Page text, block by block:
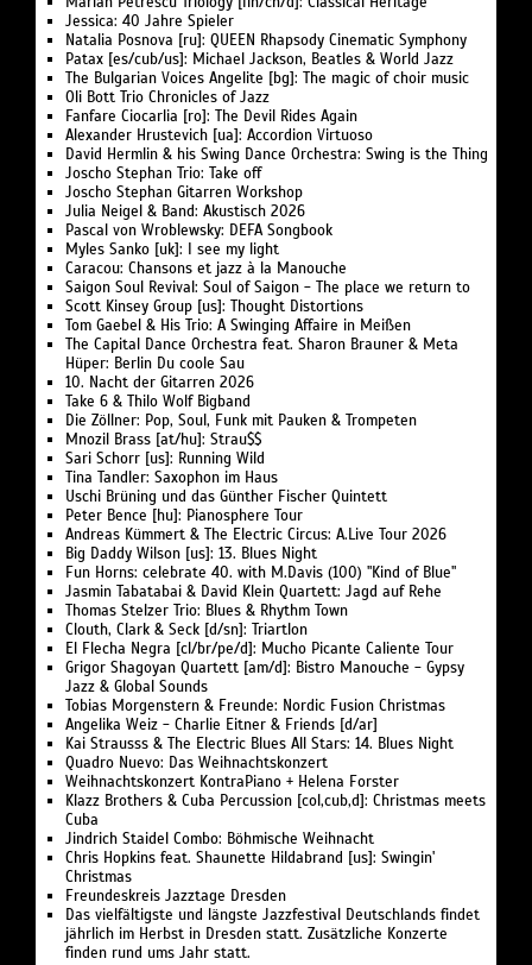
Jessica: 40 Jahre Spieler
Natalia Posnova [ru]: QUEEN Rhapsody Cinematic Symphony
Patax [es/cub/us]: Michael Jackson, Beatles & World Jazz
The Bulgarian Voices Angelite [bg]: The magic of choir music
Oli Bott Trio Chronicles of Jazz
Fanfare Ciocarlia [ro]: The Devil Rides Again
Alexander Hrustevich [ua]: Accordion Virtuoso
David Hermlin & his Swing Dance Orchestra: Swing is the Thing
Joscho Stephan Trio: Take off
Joscho Stephan Gitarren Workshop
Julia Neigel & Band: Akustisch 2026
Pascal von Wroblewsky: DEFA Songbook
Myles Sanko [uk]: I see my light
Caracou: Chansons et jazz à la Manouche
Saigon Soul Revival: Soul of Saigon - The place we return to
Scott Kinsey Group [us]: Thought Distortions
Tom Gaebel & His Trio: A Swinging Affaire in Meißen
The Capital Dance Orchestra feat. Sharon Brauner & Meta
Hüper: Berlin Du coole Sau
10. Nacht der Gitarren 2026
Take 6 & Thilo Wolf Bigband
Die Zöllner: Pop, Soul, Funk mit Pauken & Trompeten
Mnozil Brass [at/hu]: Strau$$
Sari Schorr [us]: Running Wild
Tina Tandler: Saxophon im Haus
Uschi Brüning und das Günther Fischer Quintett
Peter Bence [hu]: Pianosphere Tour
Andreas Kümmert & The Electric Circus: A.Live Tour 2026
Big Daddy Wilson [us]: 13. Blues Night
Fun Horns: celebrate 40. with M.Davis (100) "Kind of Blue"
Jasmin Tabatabai & David Klein Quartett: Jagd auf Rehe
Thomas Stelzer Trio: Blues & Rhythm Town
Clouth, Clark & Seck [d/sn]: Triartlon
El Flecha Negra [cl/br/pe/d]: Mucho Picante Caliente Tour
Grigor Shagoyan Quartett [am/d]: Bistro Manouche - Gypsy
Jazz & Global Sounds
Tobias Morgenstern & Freunde: Nordic Fusion Christmas
Angelika Weiz - Charlie Eitner & Friends [d/ar]
Kai Strausss & The Electric Blues All Stars: 14. Blues Night
Quadro Nuevo: Das Weihnachtskonzert
Weihnachtskonzert KontraPiano + Helena Forster
Klazz Brothers & Cuba Percussion [col,cub,d]: Christmas meets
Cuba
Jindrich Staidel Combo: Böhmische Weihnacht
Chris Hopkins feat. Shaunette Hildabrand [us]: Swingin'
Christmas
Freundeskreis Jazztage Dresden
Das vielfältigste und längste Jazzfestival Deutschlands findet
jährlich im Herbst in Dresden statt. Zusätzliche Konzerte
finden rund ums Jahr statt.